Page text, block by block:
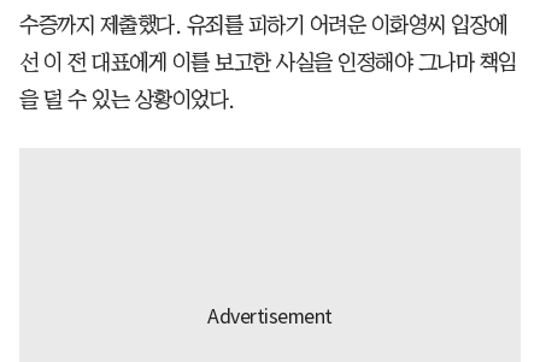
수증까지 제출했다. 유죄를 피하기 어려운 이화영씨 입장에
선 이 전 대표에게 이를 보고한 사실을 인정해야 그나마 책임
을 덜 수 있는 상황이었다.